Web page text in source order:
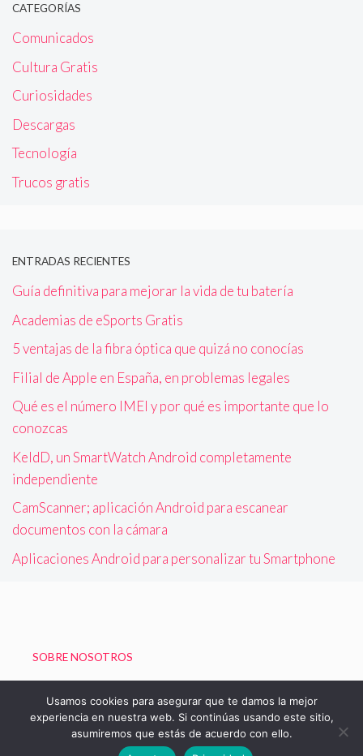
CATEGORÍAS
Comunicados
Cultura Gratis
Curiosidades
Descargas
Tecnología
Trucos gratis
ENTRADAS RECIENTES
Guía definitiva para mejorar la vida de tu batería
Academias de eSports Gratis
5 ventajas de la fibra óptica que quizá no conocías
Filial de Apple en España, en problemas legales
Qué es el número IMEI y por qué es importante que lo
conozcas
KeldD, un SmartWatch Android completamente
independiente
CamScanner; aplicación Android para escanear
documentos con la cámara
Aplicaciones Android para personalizar tu Smartphone
SOBRE NOSOTROS
Usamos cookies para asegurar que te damos la mejor
experiencia en nuestra web. Si continúas usando este sitio,
asumiremos que estás de acuerdo con ello.